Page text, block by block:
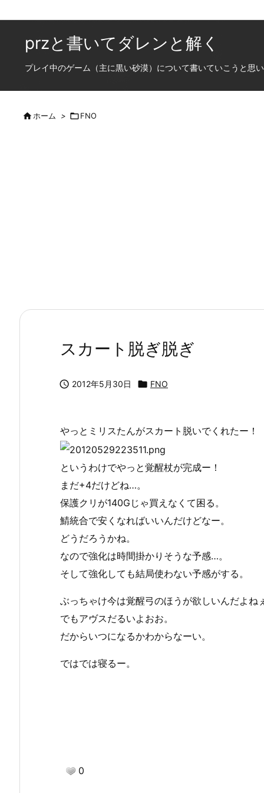
przと書いてダレンと解く
プレイ中のゲーム（主に黒い砂漠）について書いていこうと思
ホーム > FNO
スカート脱ぎ脱ぎ
 2012年5月30日  FNO
やっとミリスたんがスカート脱いでくれたー！
というわけでやっと覚醒杖が完成ー！
まだ+4だけどね…。
保護クリが140Gじゃ買えなくて困る。
鯖統合で安くなればいいんだけどなー。
どうだろうかね。
なので強化は時間掛かりそうな予感…。
そして強化しても結局使わない予感がする。
ぶっちゃけ今は覚醒弓のほうが欲しいんだよね
でもアヴスだるいよおお。
だからいつになるかわからなーい。
ではでは寝るー。
0